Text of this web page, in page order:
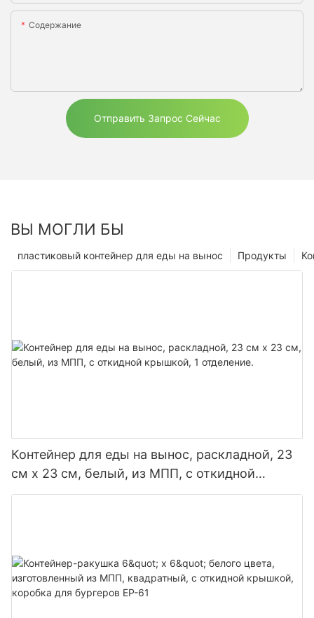
Содержание
Отправить Запрос Сейчас
ВЫ МОГЛИ БЫ
Продукты
пластиковый контейнер для еды на вынос
Контейнер для еды на вынос, раскладной, 23
см x 23 см, белый, из МПП, с откидной
крышкой, 1 отделение.